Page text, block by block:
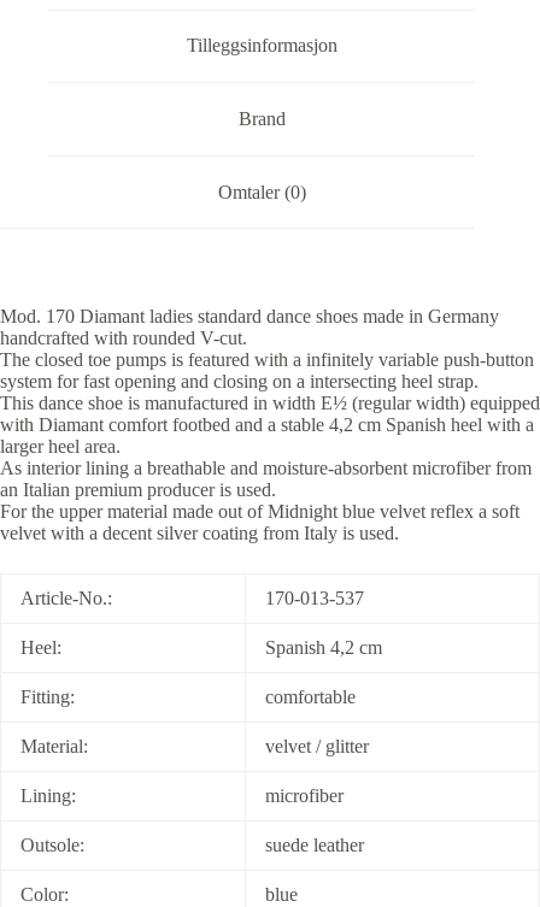
Tilleggsinformasjon
Brand
Omtaler (0)
Mod. 170 Diamant ladies standard dance shoes made in Germany
handcrafted with rounded V-cut.
The closed toe pumps is featured with a infinitely variable push-button
system for fast opening and closing on a intersecting heel strap.
This dance shoe is manufactured in width E½ (regular width) equipped
with Diamant comfort footbed and a stable 4,2 cm Spanish heel with a
larger heel area.
As interior lining a breathable and moisture-absorbent microfiber from
an Italian premium producer is used.
For the upper material made out of Midnight blue velvet reflex a soft
velvet with a decent silver coating from Italy is used.
Article-No.: 170-013-537
Heel: Spanish 4,2 cm
Fitting: comfortable
Material: velvet / glitter
Lining: microfiber
Outsole: suede leather
Color: blue